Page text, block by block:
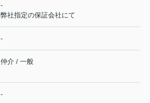
-
弊社指定の保証会社にて
-
仲介 / 一般
-